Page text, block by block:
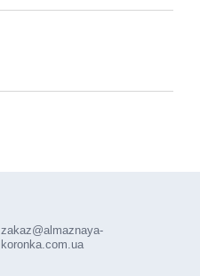
zakaz@almaznaya-
koronka.com.ua